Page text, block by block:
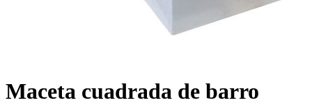
Maceta cuadrada de barro